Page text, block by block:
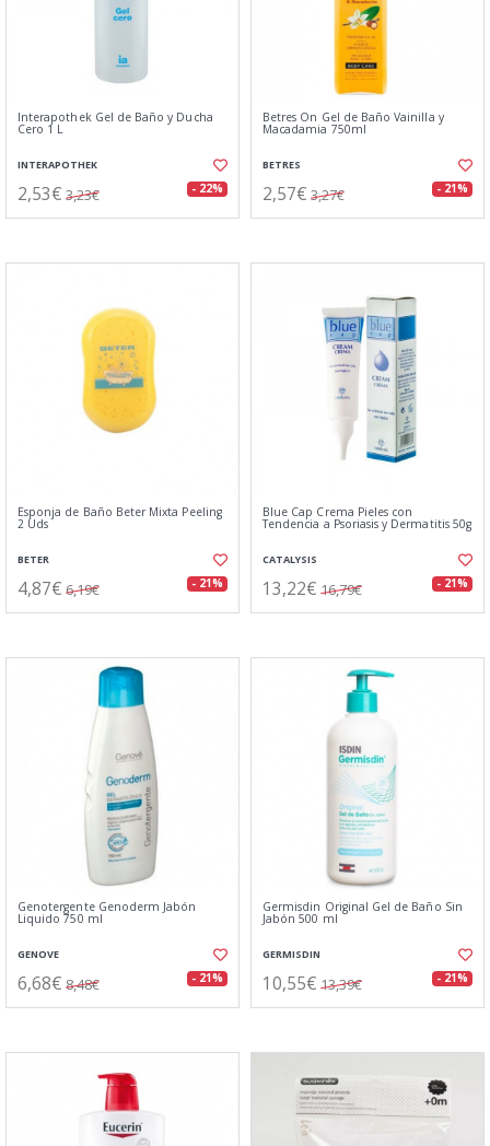
Interapothek Gel de Baño y Ducha
Cero 1 L
INTERAPOTHEK
2,53€ 3,23€ - 22%
Betres On Gel de Baño Vainilla y
Macadamia 750ml
BETRES
2,57€ 3,27€ - 21%
Esponja de Baño Beter Mixta Peeling
2 Uds
BETER
4,87€ 6,19€ - 21%
Blue Cap Crema Pieles con
Tendencia a Psoriasis y Dermatitis 50g
CATALYSIS
13,22€ 16,79€ - 21%
Genotergente Genoderm Jabón
Liquido 750 ml
GENOVE
6,68€ 8,48€ - 21%
Germisdin Original Gel de Baño Sin
Jabón 500 ml
GERMISDIN
10,55€ 13,39€ - 21%